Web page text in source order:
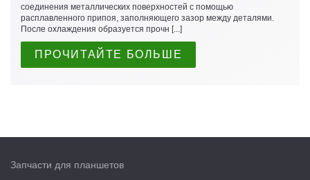
соединения металлических поверхностей с помощью
расплавленного припоя, заполняющего зазор между деталями.
После охлаждения образуется прочн [...]
ПРОЧИТАЙТЕ БОЛЬШЕ
Запчасти для планшетов